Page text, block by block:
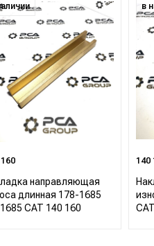
направляющая
длинная 178-1685
CAT 140 160
в
140